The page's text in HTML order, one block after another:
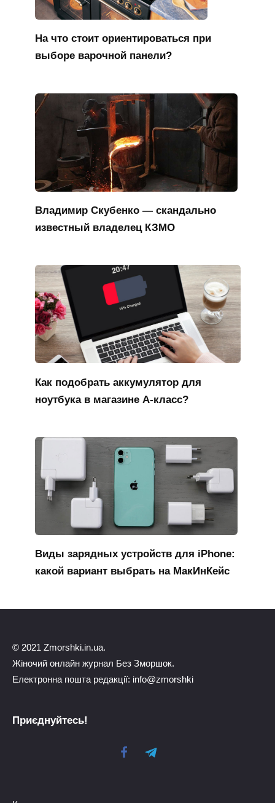
На что стоит ориентироваться при
выборе варочной панели?
Владимир Скубенко — скандально
известный владелец КЗМО
Как подобрать аккумулятор для
ноутбука в магазине А-класс?
Виды зарядных устройств для iPhone:
какой вариант выбрать на МакИнКейс
© 2021 Zmorshki.in.ua.
Жіночий онлайн журнал Без Зморшок.
Електронна пошта редакції: info@zmorshki
Приєднуйтесь!